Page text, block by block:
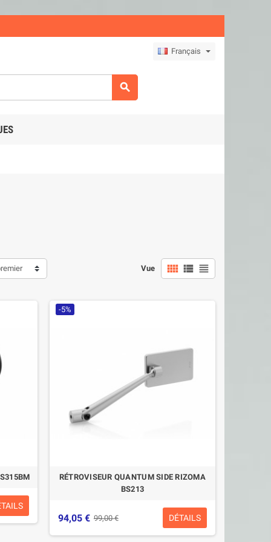
Français

Vue   
-5%
RÉTROVISEUR QUANTUM SIDE RIZOMA
BS213
94,05 € 99,00 € DÉTAILS